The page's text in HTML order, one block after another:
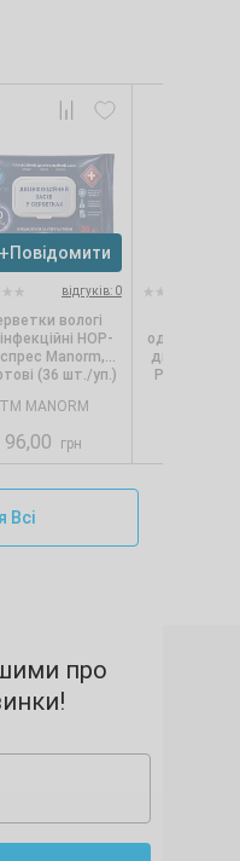
Повідомити
відгуків: 0
вологі
НОР-
Manorm,
(36 шт./уп.)
TM MANORM
96,00 грн
одношарові,
Pro.Extra,
Всі
про